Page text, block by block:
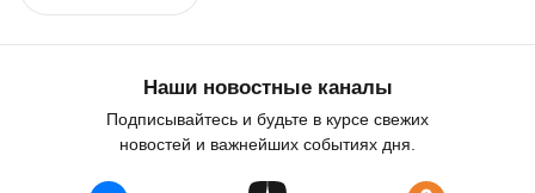
Наши новостные каналы
Подписывайтесь и будьте в курсе свежих
новостей и важнейших событиях дня.